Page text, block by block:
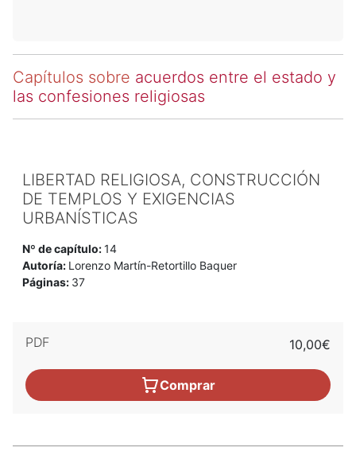
Capítulos sobre acuerdos entre el estado y
las confesiones religiosas
LIBERTAD RELIGIOSA, CONSTRUCCIÓN
DE TEMPLOS Y EXIGENCIAS
URBANÍSTICAS
Nº de capítulo:14
Autoría: Lorenzo Martín-Retortillo Baquer
Páginas: 37
PDF 10,00€
Comprar